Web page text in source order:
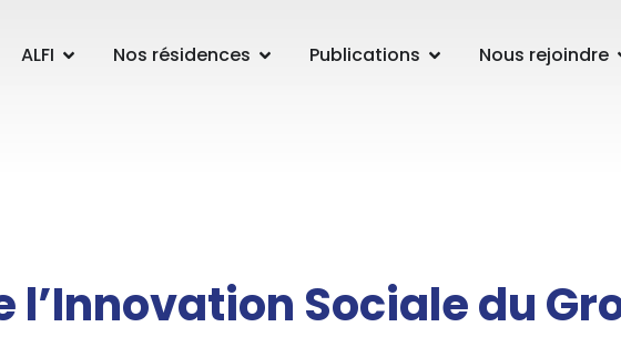
ALFI Nos résidences Publications Nous rejoindre
l’Innovation Sociale du